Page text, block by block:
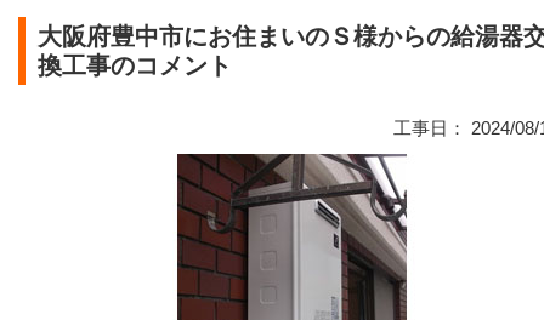
大阪府豊中市にお住まいのＳ様からの給湯器
換工事のコメント
工事日： 2024/08/